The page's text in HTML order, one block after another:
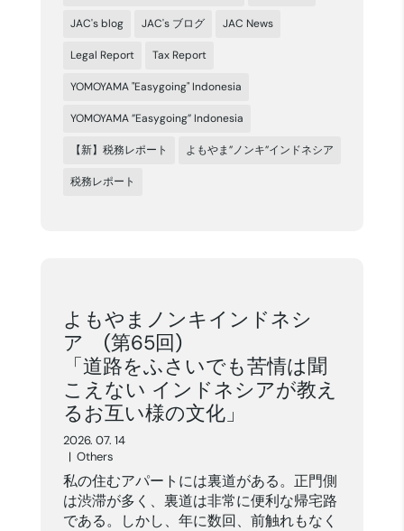
JAC's blog JAC's ブログ JAC News
Legal Report Tax Report
YOMOYAMA "Easygoing" Indonesia
YOMOYAMA ”Easygoing” Indonesia
【新】税務レポート よもやま”ノンキ”インドネシア
税務レポート
よもやまノンキインドネシ
ア (第65回)
「道路をふさいでも苦情は聞
こえない インドネシアが教え
るお互い様の文化」
2026. 07. 14
| Others
私の住むアパートには裏道がある。正門側
は渋滞が多く、裏道は非常に便利な帰宅路
である。しかし、年に数回、前触れもなく